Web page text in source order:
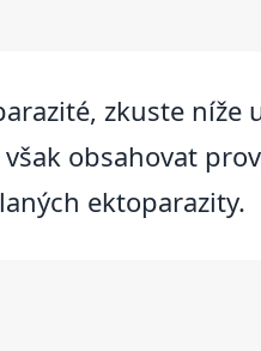
zkuste
obsahovat
ektoparazity.